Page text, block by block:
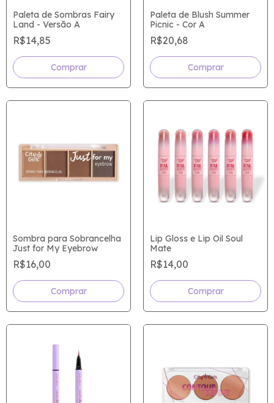
Paleta de Sombras Fairy
Land - Versão A
R$14,85
Paleta de Blush Summer
Picnic - Cor A
R$20,68
Sombra para Sobrancelha
Just for My Eyebrow
R$16,00
Lip Gloss e Lip Oil Soul
Mate
R$14,00
Comprar